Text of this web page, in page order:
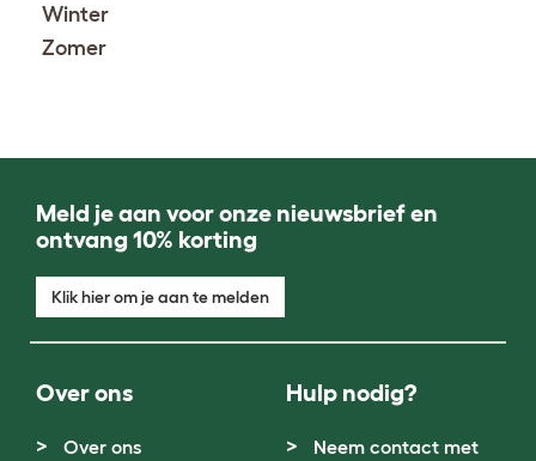
Winter
Zomer
Meld je aan voor onze nieuwsbrief en
ontvang 10% korting
Klik hier om je aan te melden
Over ons
Over ons
Hulp nodig?
Neem contact met